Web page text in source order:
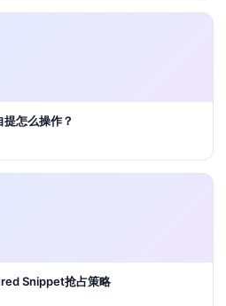
怎么操作？
Snippet抢占策略